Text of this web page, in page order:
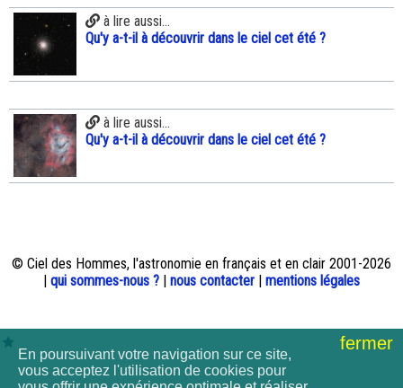
à lire aussi...
Qu'y a-t-il à découvrir dans le ciel cet été ?
à lire aussi...
Qu'y a-t-il à découvrir dans le ciel cet été ?
© Ciel des Hommes, l'astronomie en français et en clair 2001-2026
| qui sommes-nous ? | nous contacter | mentions légales
fermer
En poursuivant votre navigation sur ce site,
vous acceptez l'utilisation de cookies pour